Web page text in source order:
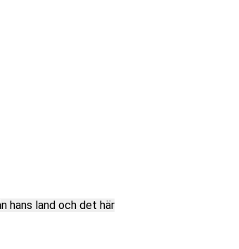
hans land och det här